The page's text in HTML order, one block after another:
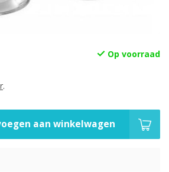
Op voorraad
.
aan winkelwagen